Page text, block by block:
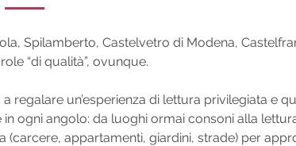
Spilamberto, Castelvetro di Modena,
“di qualità”, ovunque.
un’esperienza di lettura privilegiata e
ogni angolo: da luoghi ormai consoni alla
appartamenti, giardini, strade) per